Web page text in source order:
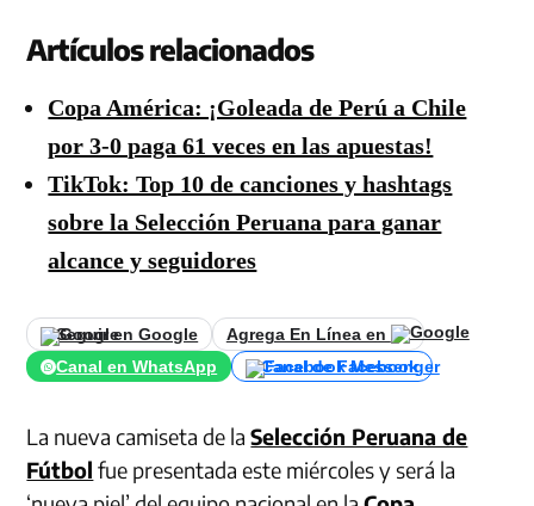
Artículos relacionados
Copa América: ¡Goleada de Perú a Chile
por 3-0 paga 61 veces en las apuestas!
TikTok: Top 10 de canciones y hashtags
sobre la Selección Peruana para ganar
alcance y seguidores
Seguir en Google
Agrega En Línea en
Canal en WhatsApp
Canal de Facebook
La nueva camiseta de laSelección Peruana de
Fútbol fue presentada este miércoles y será la